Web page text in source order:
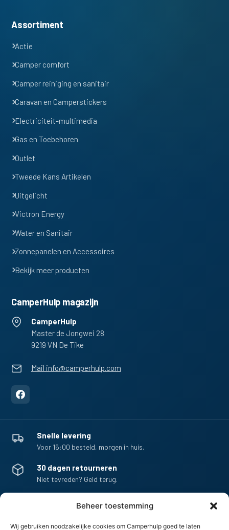
Beheer toestemming
Wij gebruiken noodzakelijke cookies om Camperhulp goed te laten
Assortiment
Actie
Camper comfort
Camper reiniging en sanitair
Caravan en Camperstickers
Electriciteit-multimedia
Gas en Toebehoren
Outlet
Tweede Kans Artikelen
Uitgelicht
Victron Energy
Water en Sanitair
Zonnepanelen en Accessoires
Bekijk meer producten
CamperHulp magazijn
CamperHulp
Master de Jongwei 28
9219 VN De Tike
Mail info@camperhulp.com
Snelle levering
Voor 16:00 besteld, morgen in huis.
30 dagen retourneren
Niet tevreden? Geld terug.
Betaal veilig via iDEAL of Klarna.